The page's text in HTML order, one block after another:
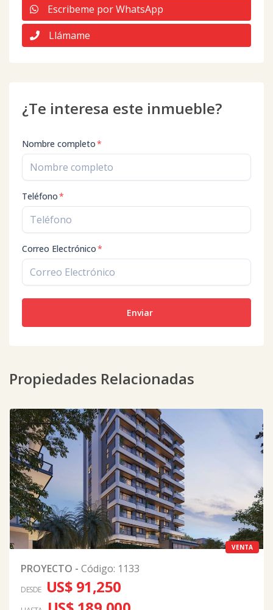
Escribeme por WhatsApp
Llámame
¿Te interesa este inmueble?
Nombre completo*
Teléfono*
Correo Electrónico*
Enviar
Propiedades Relacionadas
VENTA
PROYECTO - Código: 1133
DESDE US$ 91,250